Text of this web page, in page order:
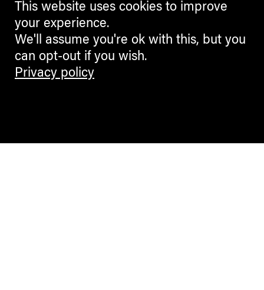
This website uses cookies to improve
your experience.
We'll assume you're ok with this, but you
can opt-out if you wish.
Privacy policy